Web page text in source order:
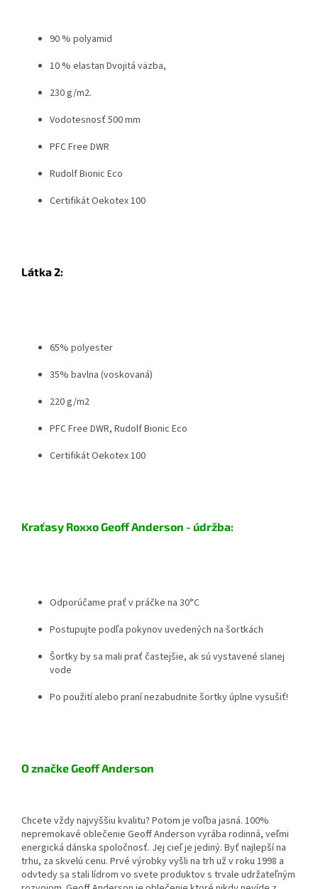
90 % polyamid
10 % elastan Dvojitá väzba,
230 g/m2.
Vodotesnosť 500 mm
PFC Free DWR
Rudolf Bionic Eco
Certifikát Oekotex 100
Látka 2:
65% polyester
35% bavlna (voskovaná)
220 g/m2
PFC Free DWR, Rudolf Bionic Eco
Certifikát Oekotex 100
Kraťasy Roxxo Geoff Anderson - údržba:
Odporúčame prať v práčke na 30°C
Postupujte podľa pokynov uvedených na šortkách
Šortky by sa mali prať častejšie, ak sú vystavené slanej
vode
Po použití alebo praní nezabudnite šortky úplne vysušiť!
O značke Geoff Anderson
Chcete vždy najvyššiu kvalitu? Potom je voľba jasná. 100%
nepremokavé oblečenie Geoff Anderson vyrába rodinná, veľmi
energická dánska spoločnosť. Jej cieľ je jediný. Byť najlepší na
trhu, za skvelú cenu. Prvé výrobky vyšli na trh už v roku 1998 a
odvtedy sa stali lídrom vo svete produktov s trvale udržateľným